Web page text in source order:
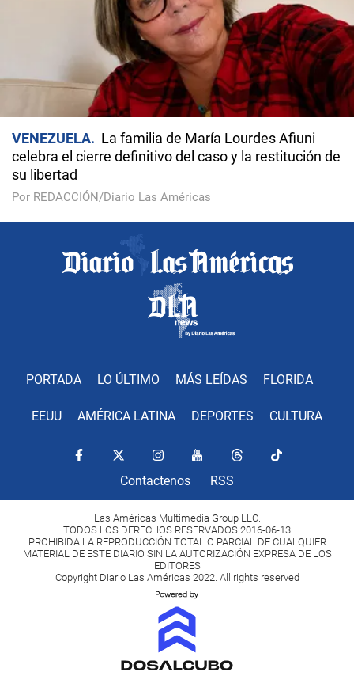
VENEZUELA
La familia de María Lourdes Afiuni
celebra el cierre definitivo del caso y la restitución de
su libertad
Por REDACCIÓN/Diario Las Américas
PORTADA LO ÚLTIMO MÁS LEÍDAS FLORIDA
EEUU AMÉRICA LATINA DEPORTES CULTURA
Contactenos RSS
Las Américas Multimedia Group LLC.
TODOS LOS DERECHOS RESERVADOS 2016-06-13
PROHIBIDA LA REPRODUCCIÓN TOTAL O PARCIAL DE CUALQUIER
MATERIAL DE ESTE DIARIO SIN LA AUTORIZACIÓN EXPRESA DE LOS
EDITORES
Copyright Diario Las Américas 2022. All rights reserved